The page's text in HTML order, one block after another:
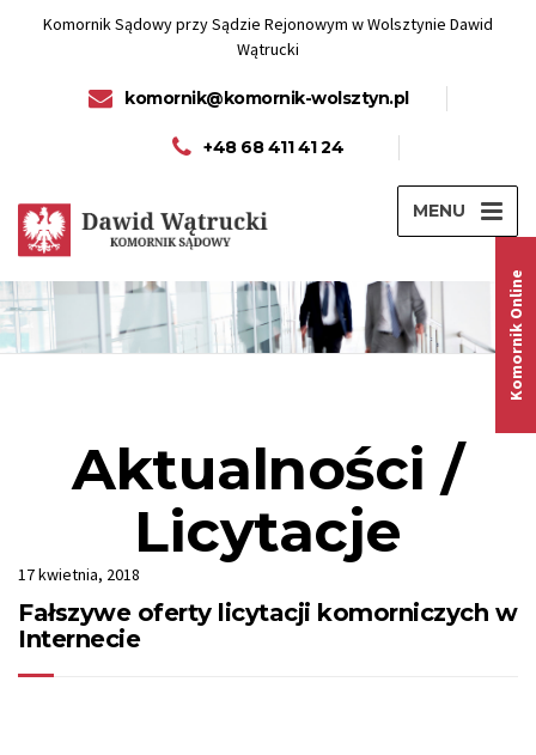
Komornik Sądowy przy Sądzie Rejonowym w Wolsztynie Dawid
Wątrucki
komornik@komornik-wolsztyn.pl
+48 68 411 41 24
MENU
Aktualności /
Licytacje
17 kwietnia, 2018
Fałszywe oferty licytacji komorniczych w
Internecie
Komornik Online